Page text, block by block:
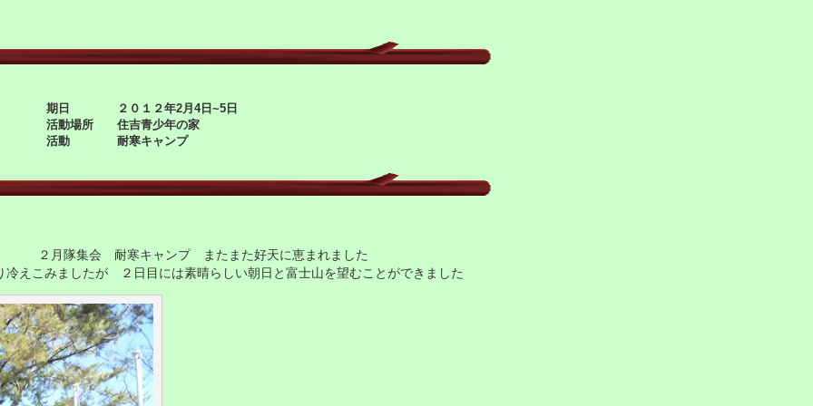
期日 ２０１２年2月4日~5日
活動場所 住吉青少年の家
活動 耐寒キャンプ
２月隊集会 耐寒キャンプ またまた好天に恵まれました
冷えこみましたが ２日目には素晴らしい朝日と富士山を望むことができました